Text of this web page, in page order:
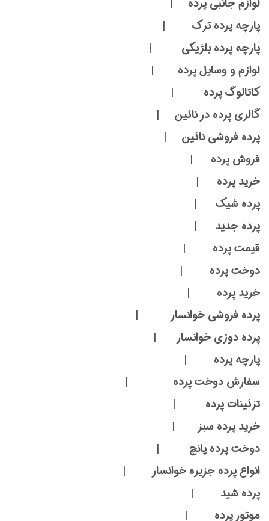
لوازم جانبی پرده |
پارچه پرده ترک |
پارچه پرده بلژیکی |
لوازم و وسایل پرده |
کاتالوگ پرده |
گالری پرده در نائین |
پرده فروشی نائین |
فروش پرده |
خرید پرده |
پرده شیک |
پرده جدید |
قیمت پرده |
دوخت پرده |
خرید پرده |
پرده فروشی خوانسار |
پرده دوزی خوانسار |
پارچه پرده |
سفارش دوخت پرده |
تزئینات پرده |
خرید پرده سبز |
دوخت پرده پانچ |
انواع پرده جزیره خوانسار |
پرده شید |
موتور پرده |